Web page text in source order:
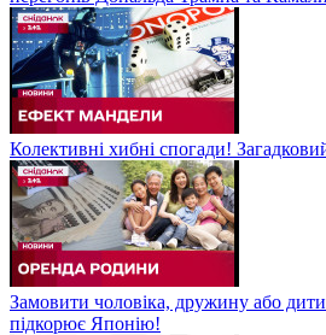
Колективні хибні спогади!
Замовити чоловіка, дружину або
підкорює Японію!